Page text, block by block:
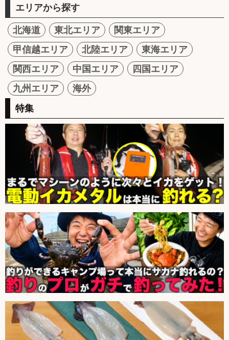
エリアから探す
北海道 東北エリア
関東エリア
甲信越エリア
北陸エリア
東海エリア
関西エリア
中国エリア
四国エリア
九州エリア
海外
特集